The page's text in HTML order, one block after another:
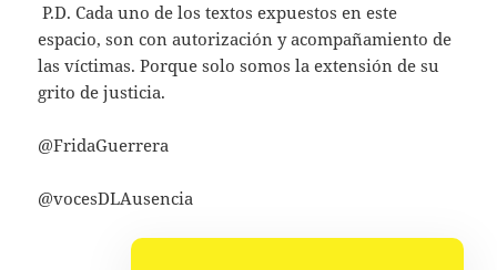
P.D. Cada uno de los textos expuestos en este
espacio, son con autorización y acompañamiento de
las víctimas. Porque solo somos la extensión de su
grito de justicia.
@FridaGuerrera
@vocesDLAusencia